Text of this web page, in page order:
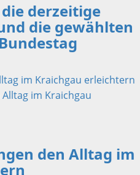
die derzeitige
die gewählten
im Kraichgau erleichtern
den Alltag im